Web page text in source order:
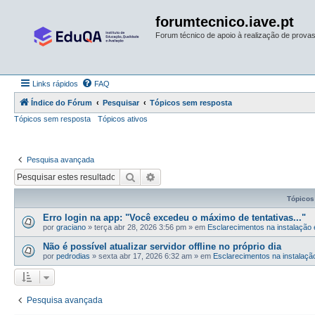
forumtecnico.iave.pt
Forum técnico de apoio à realização de
Links rápidos FAQ
Índice do Fórum Pesquisar
Tópicos sem resposta
Tópicos sem resposta
Tópicos ativos
Pesquisa avançada
Pesquisar
Tópicos
Erro login na app: "Você excedeu o máximo de tentativas..."
por graciano » terça abr 28, 2026 3:56 pm » em Esclarecimentos na
Não é possível atualizar servidor offline no próprio dia
por pedrodias » sexta abr 17, 2026 6:32 am » em Esclarecimentos na
Pesquisa avançada